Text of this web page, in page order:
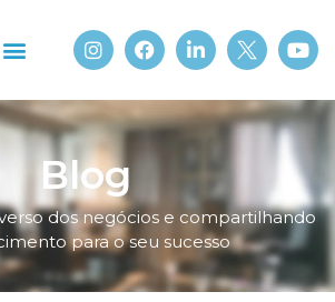
Blog
dos negócios e compartilhando
para o seu sucesso